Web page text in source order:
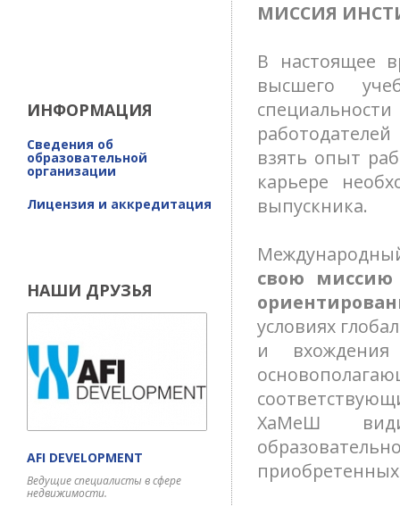
ИНФОРМАЦИЯ
Сведения об
образовательной
организации
Лицензия и аккредитация
НАШИ ДРУЗЬЯ
AFI DEVELOPMENT
Ведущие специалисты в сфере
недвижимости.
МИССИЯ
В настоящее
высшего
взять опыт
карьере
выпускника.
свою миссию
условиях
и
ХаМеШ